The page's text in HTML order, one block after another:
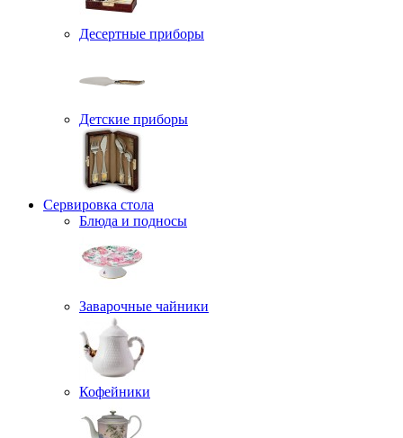
Десертные приборы
Детские приборы
Сервировка стола
Блюда и подносы
Заварочные чайники
Кофейники